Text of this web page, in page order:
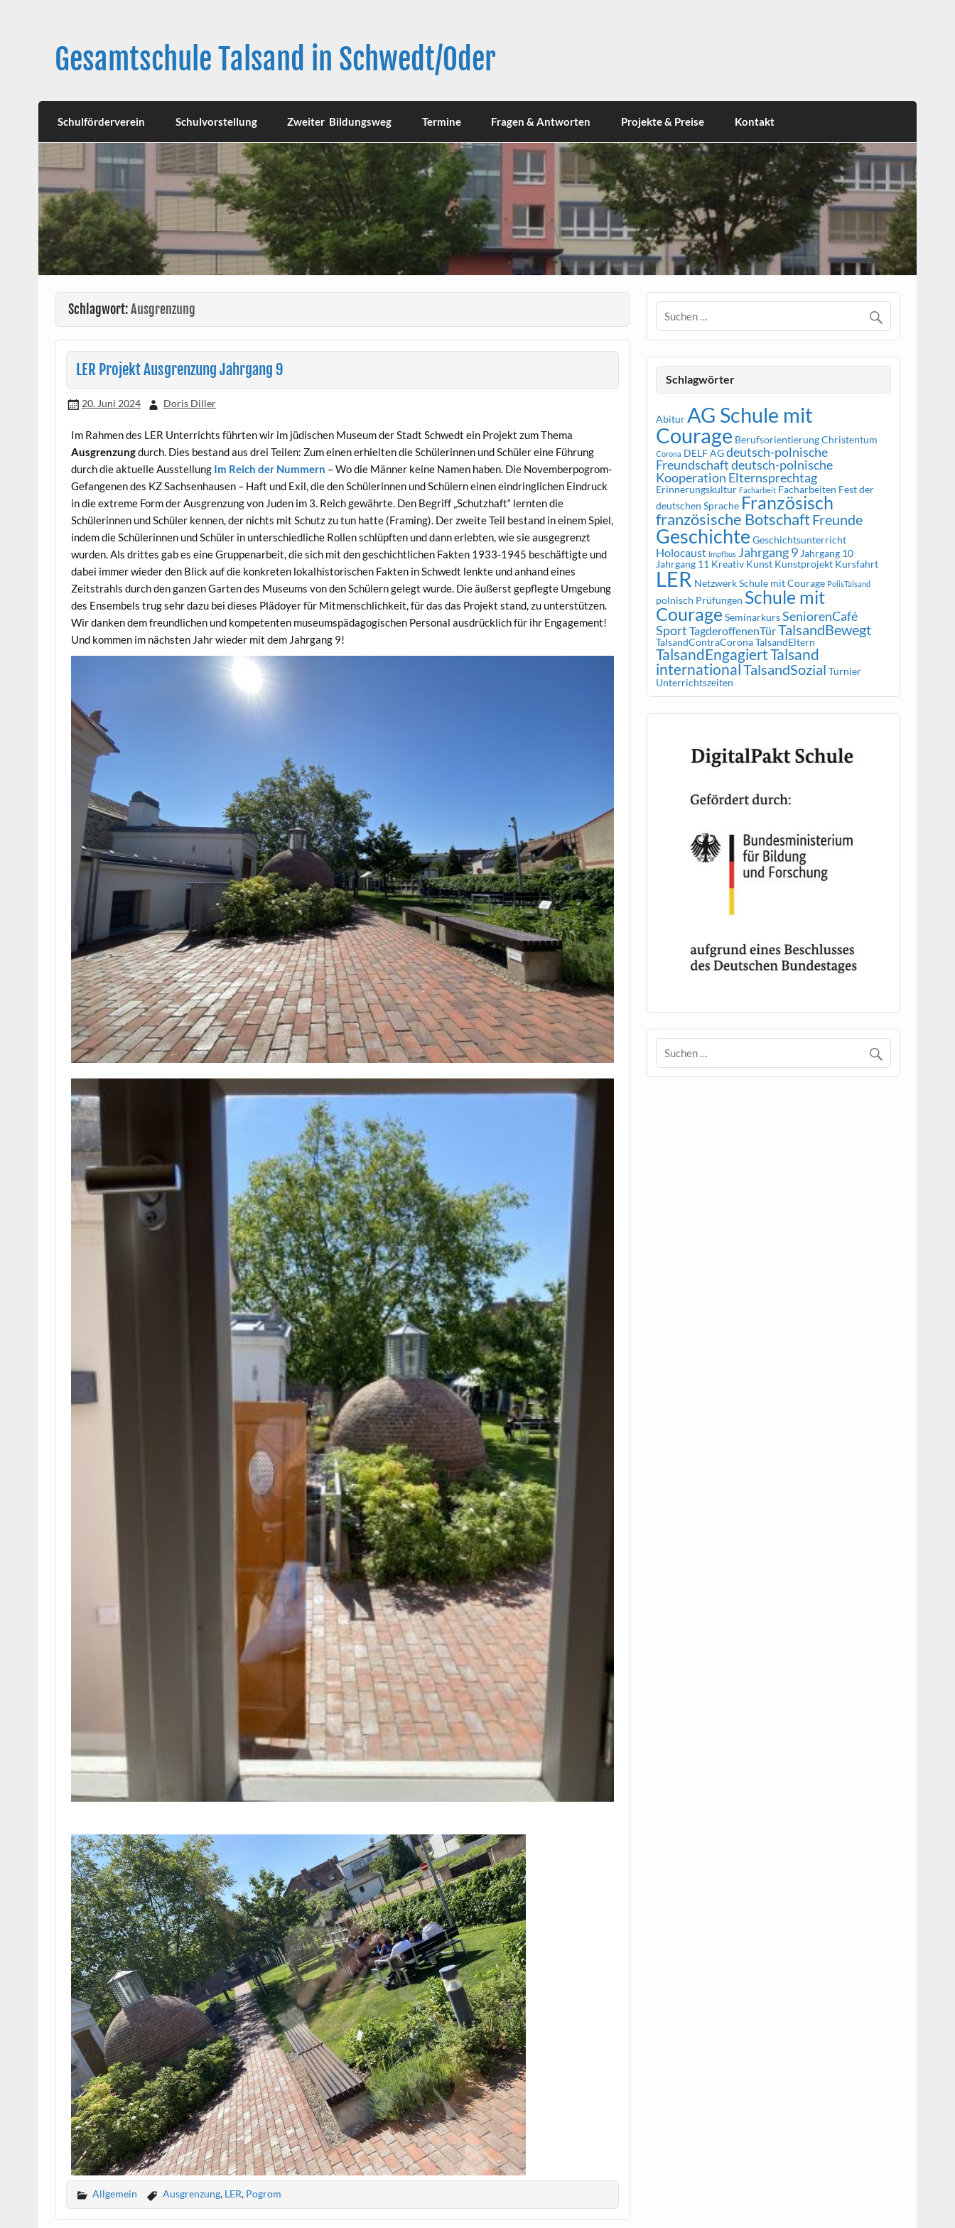
Gesamtschule Talsand in Schwedt/Oder
Schulförderverein Schulvorstellung Zweiter Bildungsweg Termine Fragen & Antworten Projekte & Preise Kontakt
Schlagwort:Ausgrenzung
LER Projekt Ausgrenzung Jahrgang 9
20. Juni 2024 Doris Diller
Im Rahmen des LER Unterrichts führten wir im jüdischen Museum der Stadt Schwedt ein Projekt zum Thema
Ausgrenzungdurch. Dies bestand aus drei Teilen: Zum einen erhielten die Schülerinnen und Schüler eine Führung
durch die aktuelle Ausstellung Im Reich der Nummern – Wo die Männer keine Namen haben. Die Novemberpogrom-
Gefangenen des KZ Sachsenhausen – Haft und Exil, die den Schülerinnen und Schülern einen eindringlichen Eindruck
in die extreme Form der Ausgrenzung von Juden im 3. Reich gewährte. Den Begriff „Schutzhaft“ lernten die
Schülerinnen und Schüler kennen, der nichts mit Schutz zu tun hatte (Framing). Der zweite Teil bestand in einem Spiel,
indem die Schülerinnen und Schüler in unterschiedliche Rollen schlüpften und dann erlebten, wie sie ausgegrenzt
wurden. Als drittes gab es eine Gruppenarbeit, die sich mit den geschichtlichen Fakten 1933-1945 beschäftigte und
dabei immer wieder den Blick auf die konkreten lokalhistorischen Fakten in Schwedt lenkte und anhand eines
Zeitstrahls durch den ganzen Garten des Museums von den Schülern gelegt wurde. Die äußerst gepflegte Umgebung
des Ensembels trug sehr dazu bei dieses Plädoyer für Mitmenschlichkeit, für das das Projekt stand, zu unterstützen.
Wir danken dem freundlichen und kompetenten museumspädagogischen Personal ausdrücklich für ihr Engagement!
Und kommen im nächsten Jahr wieder mit dem Jahrgang 9!
Allgemein Ausgrenzung, LER, Pogrom
Schlagwörter
AbiturAG Schule mit
Courage BerufsorientierungChristentum
Corona DELF AGdeutsch-polnische
Freundschaftdeutsch-polnische
Kooperation Elternsprechtag
Erinnerungskultur Facharbeit Facharbeiten Fest der
deutschen Sprache Französisch
französische BotschaftFreunde
Geschichte Geschichtsunterricht
Holocaust Impfbus Jahrgang 9 Jahrgang 10
Jahrgang 11 Kreativ Kunst Kunstprojekt Kursfahrt
LER Netzwerk Schule mit Courage PolisTalsand
polnisch Prüfungen Schule mit
Courage SeminarkursSeniorenCafé
Sport TagderoffenenTürTalsandBewegt
TalsandContraCoronaTalsandEltern
TalsandEngagiertTalsand
internationalTalsandSozial Turnier
Unterrichtszeiten